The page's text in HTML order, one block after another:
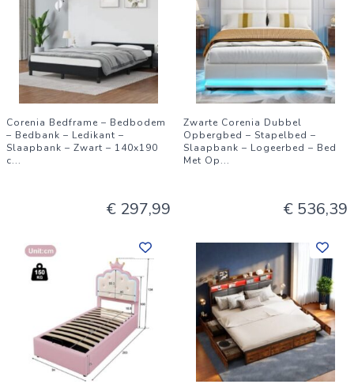
Corenia Bedframe – Bedbodem
– Bedbank – Ledikant –
Slaapbank – Zwart – 140x190
c...
€ 297,99
Zwarte Corenia Dubbel
Opbergbed – Stapelbed –
Slaapbank – Logeerbed – Bed
Met Op...
€ 536,39